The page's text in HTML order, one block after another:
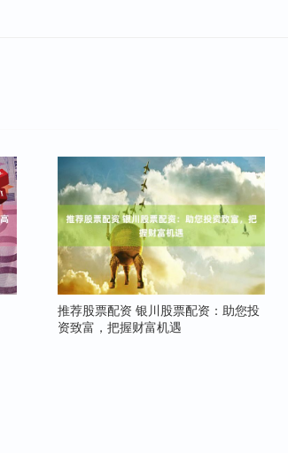
推荐股票配资 银川股票配资：助您投
资致富，把握财富机遇